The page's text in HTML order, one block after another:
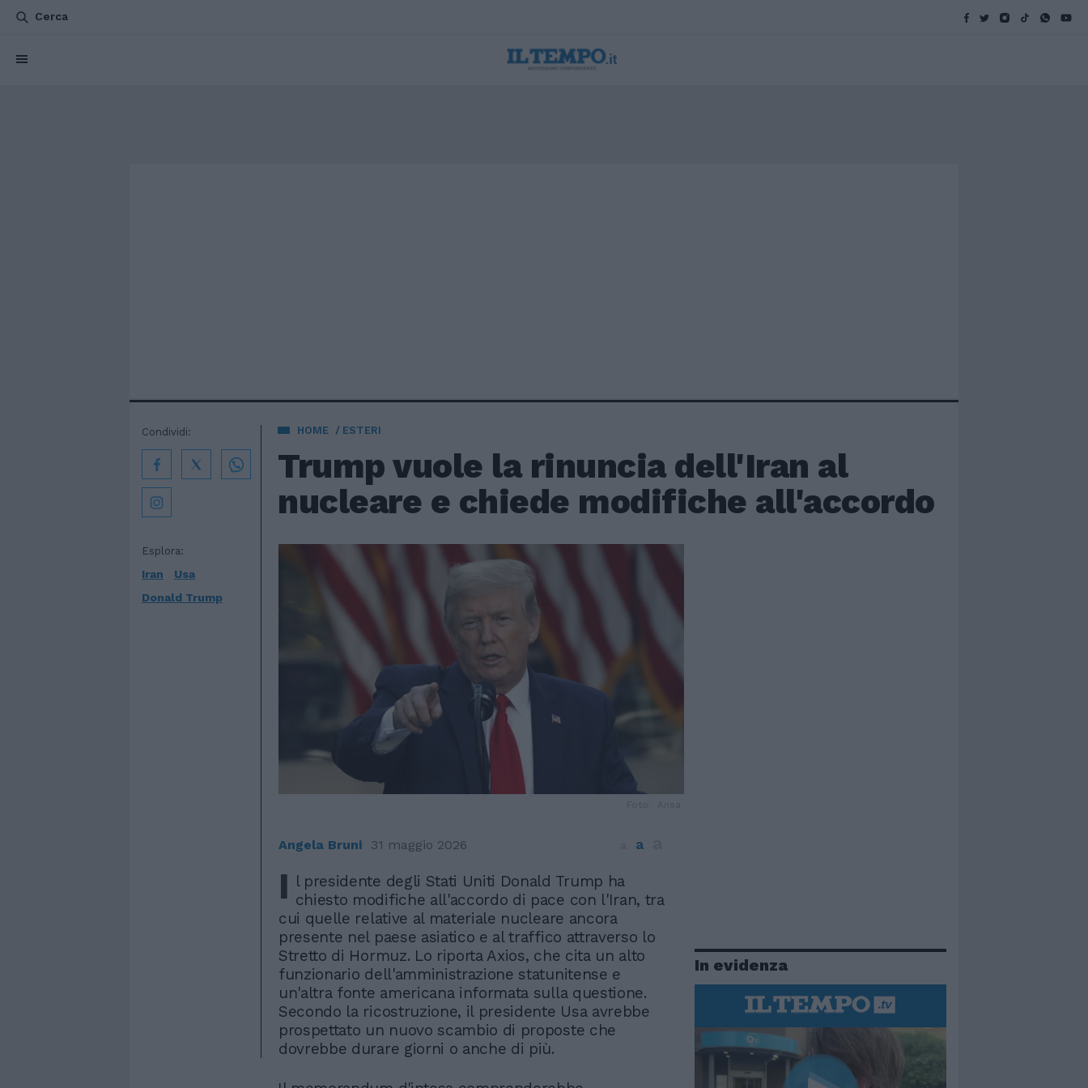
Cerca
HOME ESTERI
Trump vuole la rinuncia dell'Iran al
nucleare e chiede modifiche all'accordo
Esplora:
Iran
Usa
Donald Trump
Condividi:
Angela Bruni 31 maggio 2026 a
I l presidente degli Stati Uniti Donald Trump ha
chiesto modifiche all'accordo di pace con l'Iran, tra
cui quelle relative al materiale nucleare ancora
presente nel paese asiatico e al traffico attraverso lo
Stretto di Hormuz. Lo riporta Axios, che cita un alto
funzionario dell'amministrazione statunitense e
un'altra fonte americana informata sulla questione.
Secondo la ricostruzione, il presidente Usa avrebbe
prospettato un nuovo scambio di proposte che
dovrebbe durare giorni o anche di più.
In evidenza